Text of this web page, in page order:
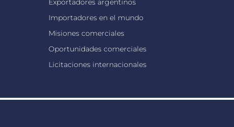
Exportadores argentinos
Importadores en el mundo
Misiones comerciales
Oportunidades comerciales
Licitaciones internacionales